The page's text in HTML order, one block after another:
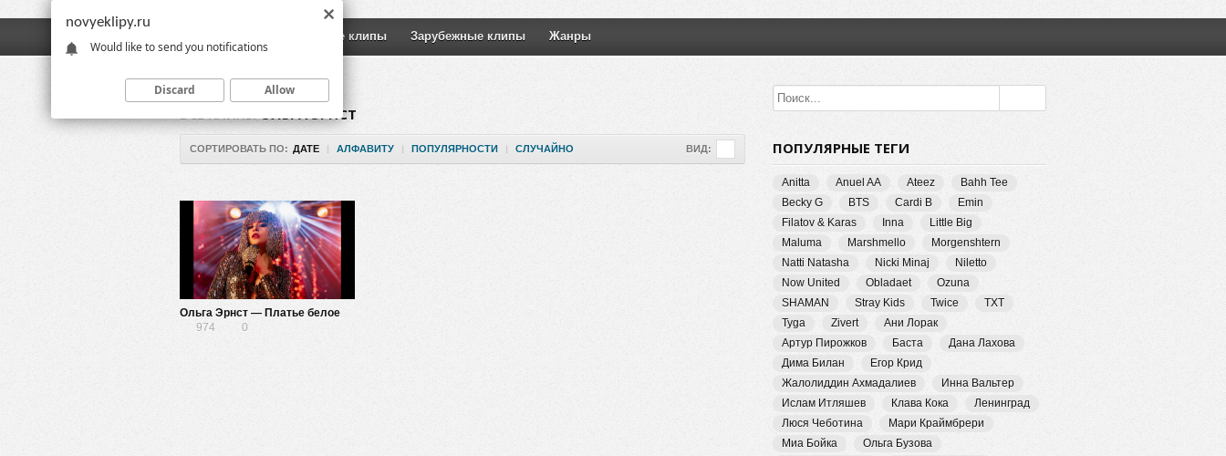
Русские клипы Зарубежные клипы Жанры
ВСЕ КЛИПЫ ОЛЬГА ЭРНСТ
СОРТИРОВАТЬ ПО: ДАТЕ | АЛФАВИТУ | ПОПУЛЯРНОСТИ | СЛУЧАЙНО ВИД:
Ольга Эрнст — Платье белое
974
0
ПОПУЛЯРНЫЕ ТЕГИ
Anitta Anuel AA Ateez
Bahh Tee
Becky G
BTS Cardi B
Emin
Filatov & Karas
Inna
Little Big
Maluma
Marshmello
Morgenshtern
Natti Natasha
Nicki Minaj
Niletto
Now United
Obladaet
Ozuna
SHAMAN
Stray Kids Twice
TXT
Tyga
Zivert
Ани Лорак
Артур Пирожков
Баста
Дана Лахова
Дима Билан
Егор Крид
Жалолиддин Ахмадалиев
Инна Вальтер
Ислам Итляшев
Клава Кока
Ленинград
Люся Чеботина
Мари Краймбрери
Миа Бойка
Ольга Бузова
novyeklipy.ru
Would like to send you notifications
Discard Allow